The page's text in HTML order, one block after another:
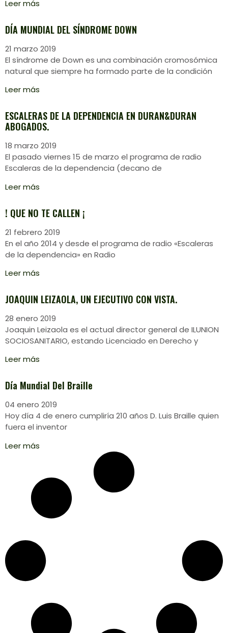
Leer más
DÍA MUNDIAL DEL SÍNDROME DOWN
21 marzo 2019
El síndrome de Down es una combinación cromosómica
natural que siempre ha formado parte de la condición
Leer más
ESCALERAS DE LA DEPENDENCIA EN DURAN&DURAN
ABOGADOS.
18 marzo 2019
El pasado viernes 15 de marzo el programa de radio
Escaleras de la dependencia (decano de
Leer más
! QUE NO TE CALLEN ¡
21 febrero 2019
En el año 2014 y desde el programa de radio «Escaleras
de la dependencia» en Radio
Leer más
JOAQUIN LEIZAOLA, UN EJECUTIVO CON VISTA.
28 enero 2019
Joaquin Leizaola es el actual director general de ILUNION
SOCIOSANITARIO, estando Licenciado en Derecho y
Leer más
Día Mundial Del Braille
04 enero 2019
Hoy día 4 de enero cumpliría 210 años D. Luis Braille quien
fuera el inventor
Leer más